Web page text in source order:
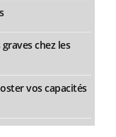
chez les
vos capacités